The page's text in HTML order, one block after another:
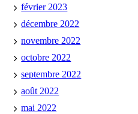
février 2023
décembre 2022
novembre 2022
octobre 2022
septembre 2022
août 2022
mai 2022